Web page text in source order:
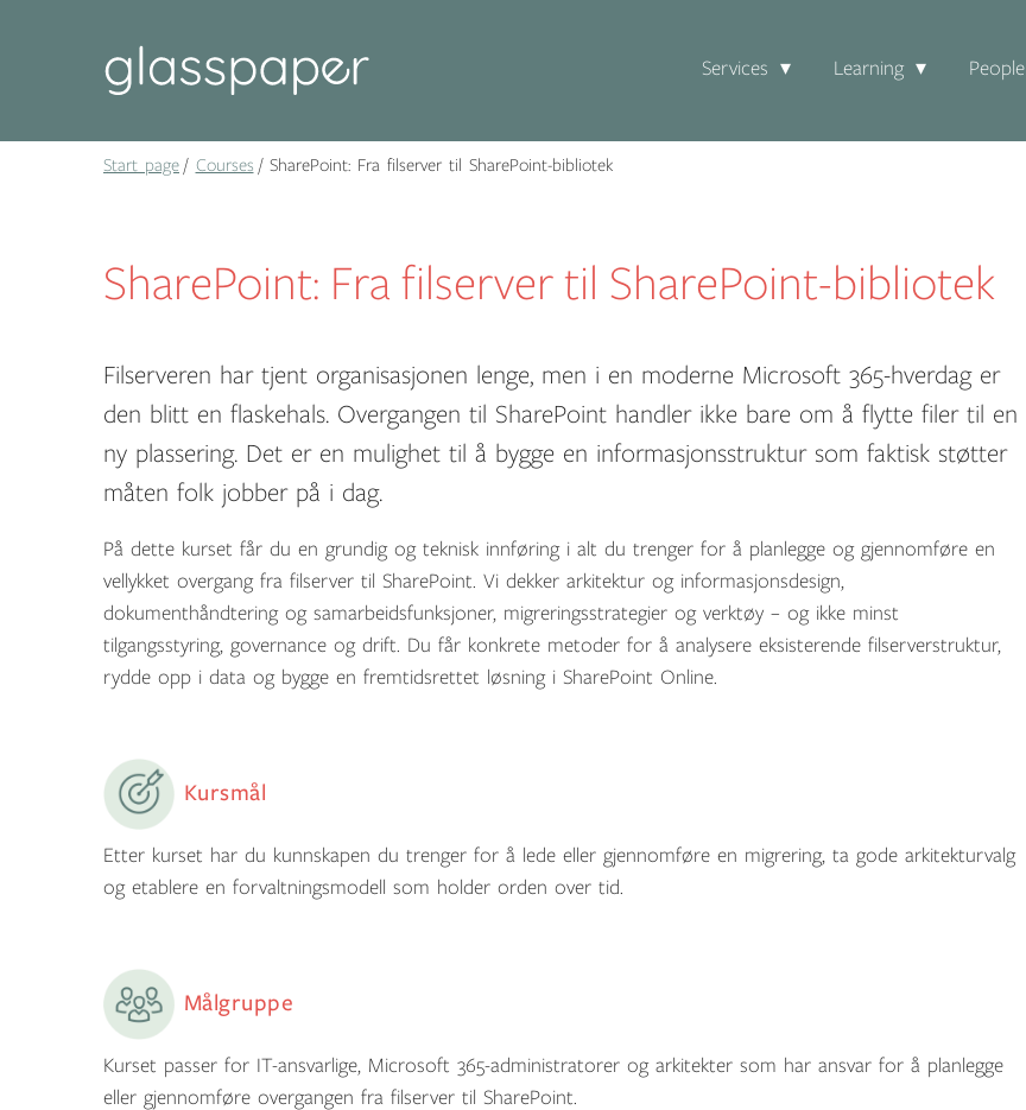
Services Learning People
Start page Courses SharePoint: Fra filserver til SharePoint-bibliotek
SharePoint: Fra filserver til SharePoint-bibliotek
Filserveren har tjent organisasjonen lenge, men i en moderne Microsoft 365-hverdag er
den blitt en flaskehals. Overgangen til SharePoint handler ikke bare om å flytte filer til en
ny plassering. Det er en mulighet til å bygge en informasjonsstruktur som faktisk støtter
måten folk jobber på i dag.
På dette kurset får du en grundig og teknisk innføring i alt du trenger for å planlegge og gjennomføre en
vellykket overgang fra filserver til SharePoint. Vi dekker arkitektur og informasjonsdesign,
dokumenthåndtering og samarbeidsfunksjoner, migreringsstrategier og verktøy – og ikke minst
tilgangsstyring, governance og drift. Du får konkrete metoder for å analysere eksisterende filserverstruktur,
rydde opp i data og bygge en fremtidsrettet løsning i SharePoint Online.
Kursmål
Etter kurset har du kunnskapen du trenger for å lede eller gjennomføre en migrering, ta gode arkitekturvalg
og etablere en forvaltningsmodell som holder orden over tid.
Målgruppe
Kurset passer for IT-ansvarlige, Microsoft 365-administratorer og arkitekter som har ansvar for å planlegge
eller gjennomføre overgangen fra filserver til SharePoint.